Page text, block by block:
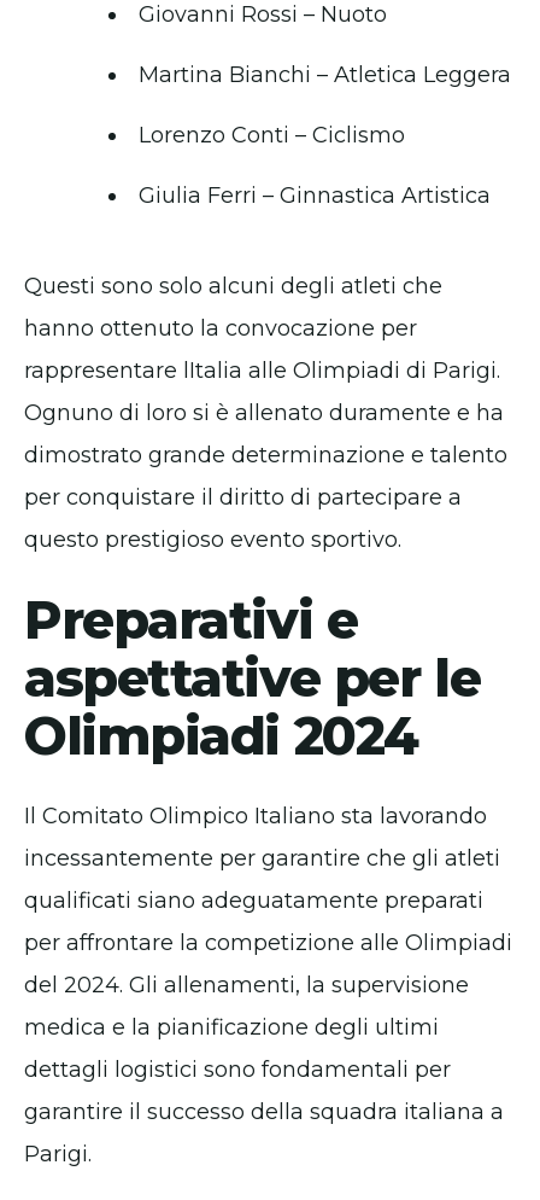
Giovanni Rossi – Nuoto
Martina Bianchi – Atletica Leggera
Lorenzo Conti – Ciclismo
Giulia Ferri – Ginnastica Artistica
Questi sono solo alcuni degli atleti che
hanno ottenuto la convocazione per
rappresentare lItalia alle Olimpiadi di Parigi.
Ognuno di loro si è allenato duramente e ha
dimostrato grande determinazione e talento
per conquistare il diritto di partecipare a
questo prestigioso evento sportivo.
Preparativi e
aspettative per le
Olimpiadi 2024
Il Comitato Olimpico Italiano sta lavorando
incessantemente per garantire che gli atleti
qualificati siano adeguatamente preparati
per affrontare la competizione alle Olimpiadi
del 2024. Gli allenamenti, la supervisione
medica e la pianificazione degli ultimi
dettagli logistici sono fondamentali per
garantire il successo della squadra italiana a
Parigi.